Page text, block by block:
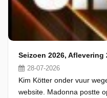
Seizoen 2026, Aflevering
28-07-2026
Kim Kötter onder vuur
website. Madonna postte